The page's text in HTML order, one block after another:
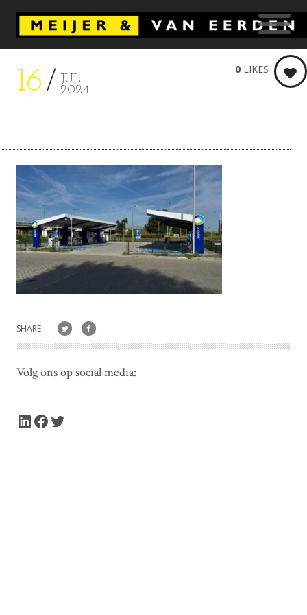
16
JUL
2024
0 LIKES
SHARE:
Volg ons op social media:
LinkedIn Facebook